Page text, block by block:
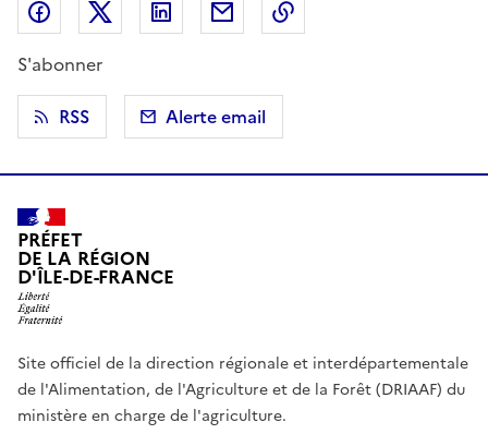
Partager sur Facebook
Partager sur X (anciennement Twitter)
Partager sur LinkedIn
Partager par email
S'abonner
RSS
Alerte email
PRÉFET
DE LA RÉGION
D'ÎLE-DE-FRANCE
Site officiel de la direction régionale et interdépartementale
de l'Alimentation, de l'Agriculture et de la Forêt (DRIAAF) du
ministère en charge de l'agriculture.